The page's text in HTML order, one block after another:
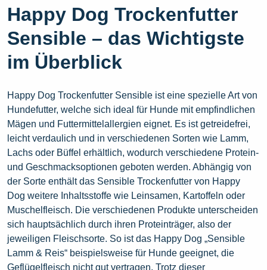
Happy Dog Trockenfutter
Sensible – das Wichtigste
im Überblick
Happy Dog Trockenfutter Sensible ist eine spezielle Art von
Hundefutter, welche sich ideal für Hunde mit empfindlichen
Mägen und Futtermittelallergien eignet. Es ist getreidefrei,
leicht verdaulich und in verschiedenen Sorten wie Lamm,
Lachs oder Büffel erhältlich, wodurch verschiedene Protein-
und Geschmacksoptionen geboten werden. Abhängig von
der Sorte enthält das Sensible Trockenfutter von Happy
Dog weitere Inhaltsstoffe wie Leinsamen, Kartoffeln oder
Muschelfleisch. Die verschiedenen Produkte unterscheiden
sich hauptsächlich durch ihren Proteinträger, also der
jeweiligen Fleischsorte. So ist das Happy Dog „Sensible
Lamm & Reis“ beispielsweise für Hunde geeignet, die
Geflügelfleisch nicht gut vertragen. Trotz dieser